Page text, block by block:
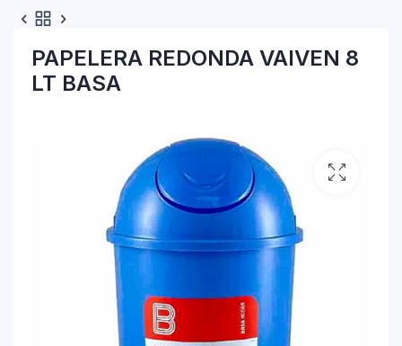
PAPELERA REDONDA VAIVEN 8
LT BASA